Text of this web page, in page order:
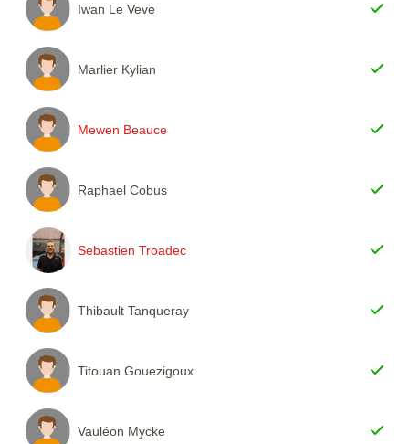
Iwan Le Veve
Marlier Kylian
Mewen Beauce
Raphael Cobus
Sebastien Troadec
Thibault Tanqueray
Titouan Gouezigoux
Vauléon Mycke